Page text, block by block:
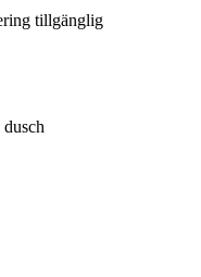
tillgänglig